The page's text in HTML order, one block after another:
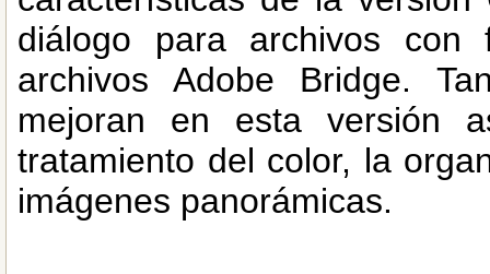
diálogo para archivos
archivos Adobe Bridge.
mejoran en esta versión
tratamiento del color, la
imágenes panorámicas.